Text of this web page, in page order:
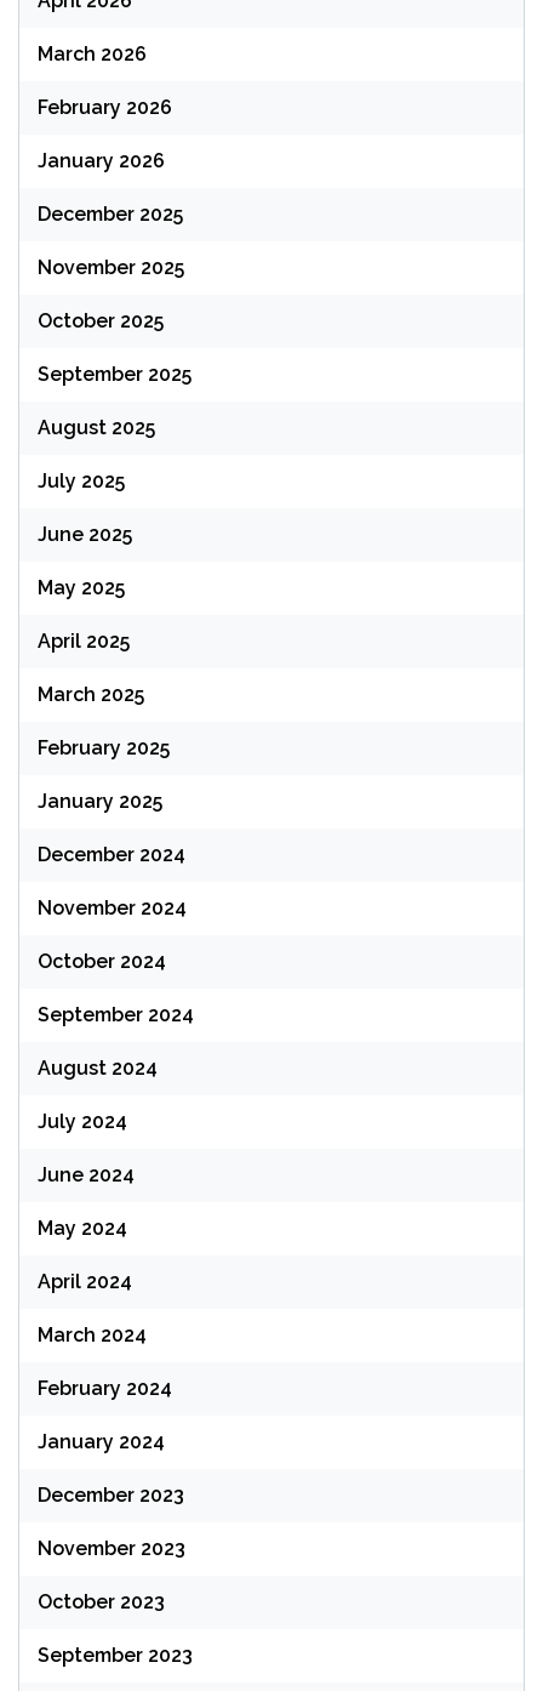
March 2026
February 2026
January 2026
December 2025
November 2025
October 2025
September 2025
August 2025
July 2025
June 2025
May 2025
April 2025
March 2025
February 2025
January 2025
December 2024
November 2024
October 2024
September 2024
August 2024
July 2024
June 2024
May 2024
April 2024
March 2024
February 2024
January 2024
December 2023
November 2023
October 2023
September 2023